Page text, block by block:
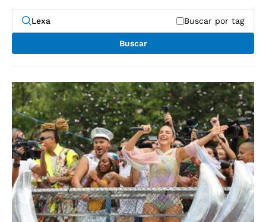
Buscar por tag
Buscar